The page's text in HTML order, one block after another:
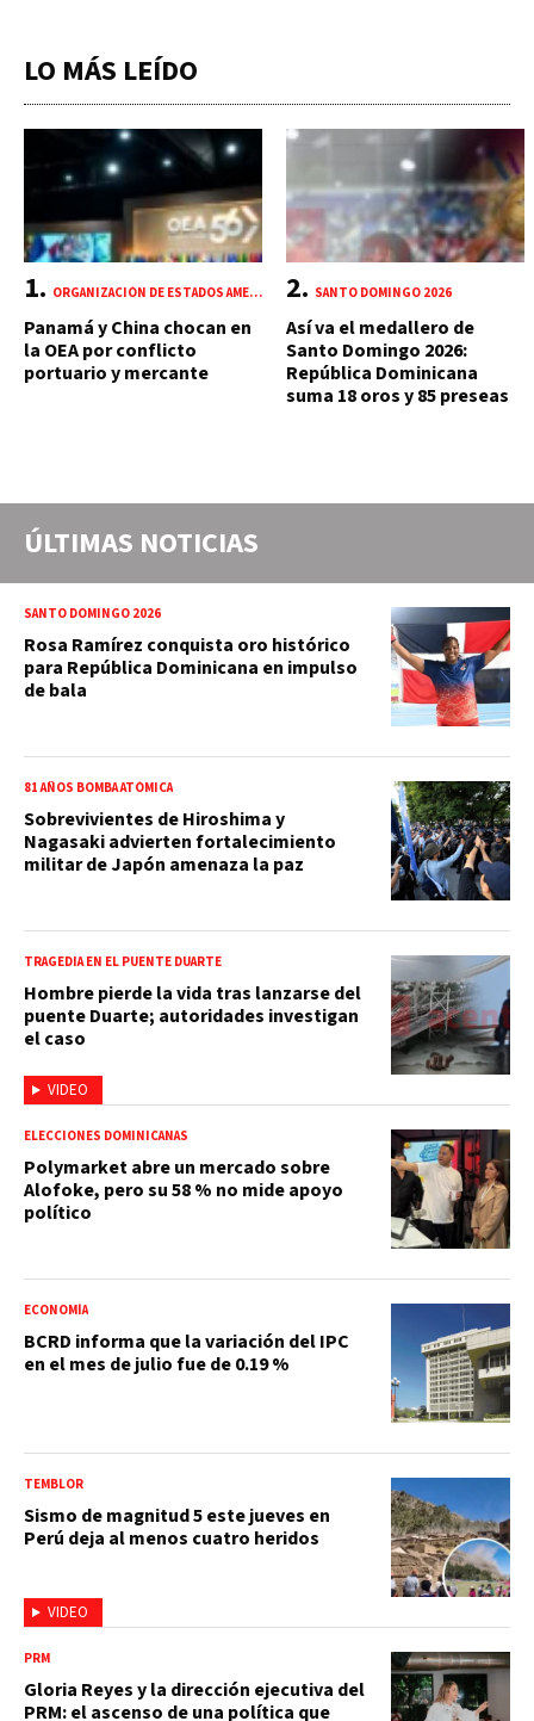
LO MÁS LEÍDO
ORGANIZACIÓN DE ESTADOS AMERICANOS (OEA)
Panamá y China chocan en
la OEA por conflicto
portuario y mercante
SANTO DOMINGO 2026
Así va el medallero de
Santo Domingo 2026:
República Dominicana
suma 18 oros y 85 preseas
ÚLTIMAS NOTICIAS
SANTO DOMINGO 2026
Rosa Ramírez conquista oro histórico
para República Dominicana en impulso
de bala
81 AÑOS BOMBA ATÓMICA
Sobrevivientes de Hiroshima y
Nagasaki advierten fortalecimiento
militar de Japón amenaza la paz
VIDEO
TRAGEDIA EN EL PUENTE DUARTE
Hombre pierde la vida tras lanzarse del
puente Duarte; autoridades investigan
el caso
ELECCIONES DOMINICANAS
Polymarket abre un mercado sobre
Alofoke, pero su 58 % no mide apoyo
político
ECONOMÍA
BCRD informa que la variación del IPC
en el mes de julio fue de 0.19 %
VIDEO
TEMBLOR
Sismo de magnitud 5 este jueves en
Perú deja al menos cuatro heridos
PRM
Gloria Reyes y la dirección ejecutiva del
PRM: el ascenso de una política que